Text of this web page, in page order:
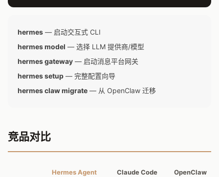
hermes — 启动交互式 CLI
hermes model — 选择 LLM 提供商/模型
hermes gateway — 启动消息平台网关
hermes setup — 完整配置向导
hermes claw migrate — 从 OpenClaw 迁移
竞品对比
Hermes Agent Claude Code OpenClaw